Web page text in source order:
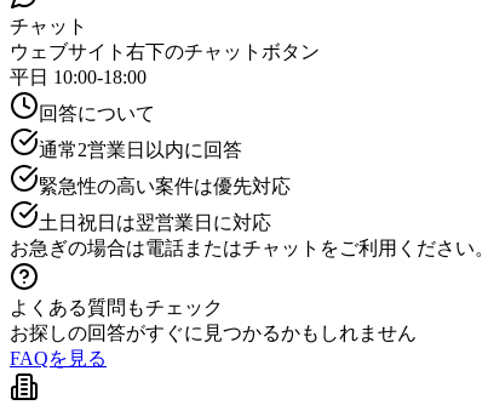
チャット
ウェブサイト右下のチャットボタン
平日 10:00-18:00
回答について
通常2営業日以内に回答
緊急性の高い案件は優先対応
土日祝日は翌営業日に対応
お急ぎの場合は電話またはチャットをご利用ください。
よくある質問もチェック
お探しの回答がすぐに見つかるかもしれません
FAQを見る